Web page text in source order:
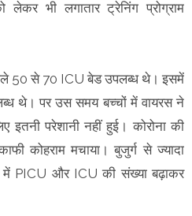
भी लगातार ट्रेनिंग प्रोग्राम
50 से 70 ICU बेड उपलब्ध थे। इसमें
थे। पर उस समय बच्चों में वायरस ने
इतनी परेशानी नहीं हुई। कोरोना की
कोहराम मचाया। बुजुर्ग से ज्यादा
में PICU और ICU की संख्या बढ़ाकर